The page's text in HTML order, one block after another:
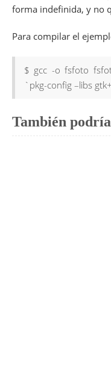
36
39
gtk_main
forma indefinida, y no
Para compilar el
$ gcc -o fsfoto
`pkg-config –libs
También